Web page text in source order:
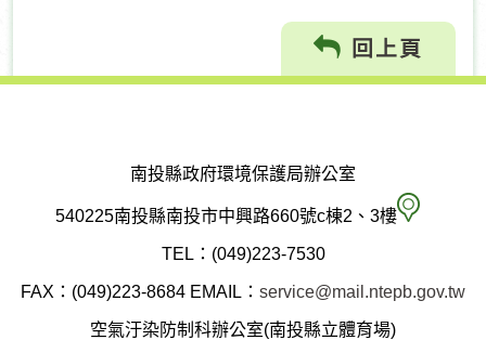
回上頁
南投縣政府環境保護局辦公室
540225南投縣南投市中興路660號c棟2、3樓 南
縣
TEL：(049)223-7530
FAX：(049)223-8684 EMAIL： service@mail.ntepb.gov.tw
空氣汙染防制科辦公室(南投縣立體育場)